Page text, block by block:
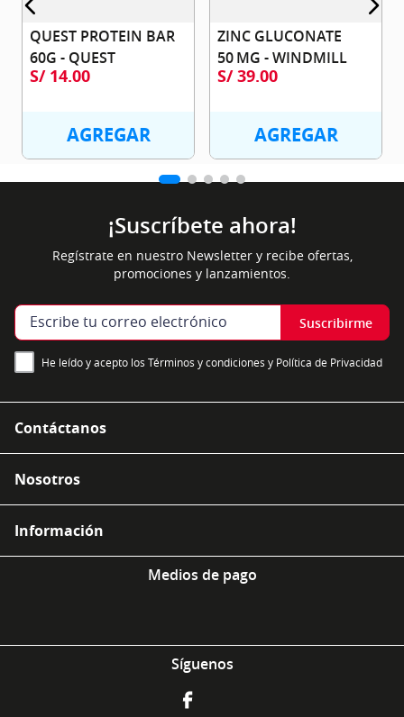
QUEST PROTEIN BAR
60G - QUEST
S/ 14.00
AGREGAR
ZINC GLUCONATE
50 MG - WINDMILL
S/ 39.00
AGREGAR
¡Suscríbete ahora!
Regístrate en nuestro Newsletter y recibe ofertas,
promociones y lanzamientos.
Suscribirme
He leído y acepto los Términos y condiciones y Política de Privacidad
Contáctanos
Nosotros
Información
Medios de pago
Síguenos